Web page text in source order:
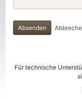
Absenden
Für technische